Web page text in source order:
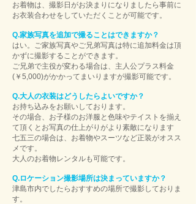
お着物は、撮影日がお決まりになりましたら事前に
お衣装合わせをしていただくことが可能です。
Q.家族写真を追加で撮ることはできますか？
はい。ご家族写真やご兄弟写真は特に追加料金は頂
かずに撮影することができます。
ご兄弟で主役が変わる場合は、主人公プラス料金
(￥5,000)がかかってまいりますが撮影可能です。
Q.大人の衣装はどうしたらよいですか？
お持ち込みをお願いしております。
その場合、お子様のお洋服と色味やテイストを揃え
て頂くとお写真の仕上がりがより素敵になります
七五三の場合は、お着物やスーツなど正装がオスス
メです。
大人のお着物レンタルも可能です。
Q.ロケーション撮影場所は決まっていますか？
津島市内でしたらおすすめの場所で撮影しておりま
す。